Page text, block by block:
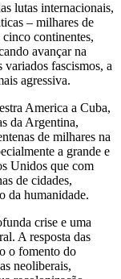
lutas internacionais,
– milhares de
cinco continentes,
avançar na
variados fascismos, a
agressiva.
America a Cuba,
da Argentina,
de milhares na
a grande e
Unidos que com
de cidades,
da humanidade.
crise e uma
A resposta das
o fomento do
neoliberais,